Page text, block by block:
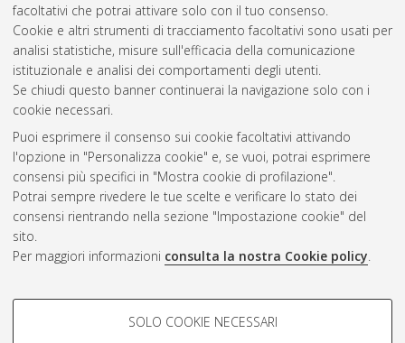
facoltativi che potrai attivare solo con il tuo consenso.
Cookie e altri strumenti di tracciamento facoltativi sono usati per
analisi statistiche, misure sull'efficacia della comunicazione
istituzionale e analisi dei comportamenti degli utenti.
Se chiudi questo banner continuerai la navigazione solo con i
cookie necessari.
Puoi esprimere il consenso sui cookie facoltativi attivando
l'opzione in "Personalizza cookie" e, se vuoi, potrai esprimere
consensi più specifici in "Mostra cookie di profilazione".
Potrai sempre rivedere le tue scelte e verificare lo stato dei
consensi rientrando nella sezione "Impostazione cookie" del
sito.
Per maggiori informazioni consulta la nostra Cookie policy.
COOKIE DI PROFILAZIONE -
SOLO COOKIE NECESSARI
Gestione del documento:
Atom
Rss 1.0
Rss 2.0
AMS Laurea
Impostazioni Cookie
Informativa sulla privacy